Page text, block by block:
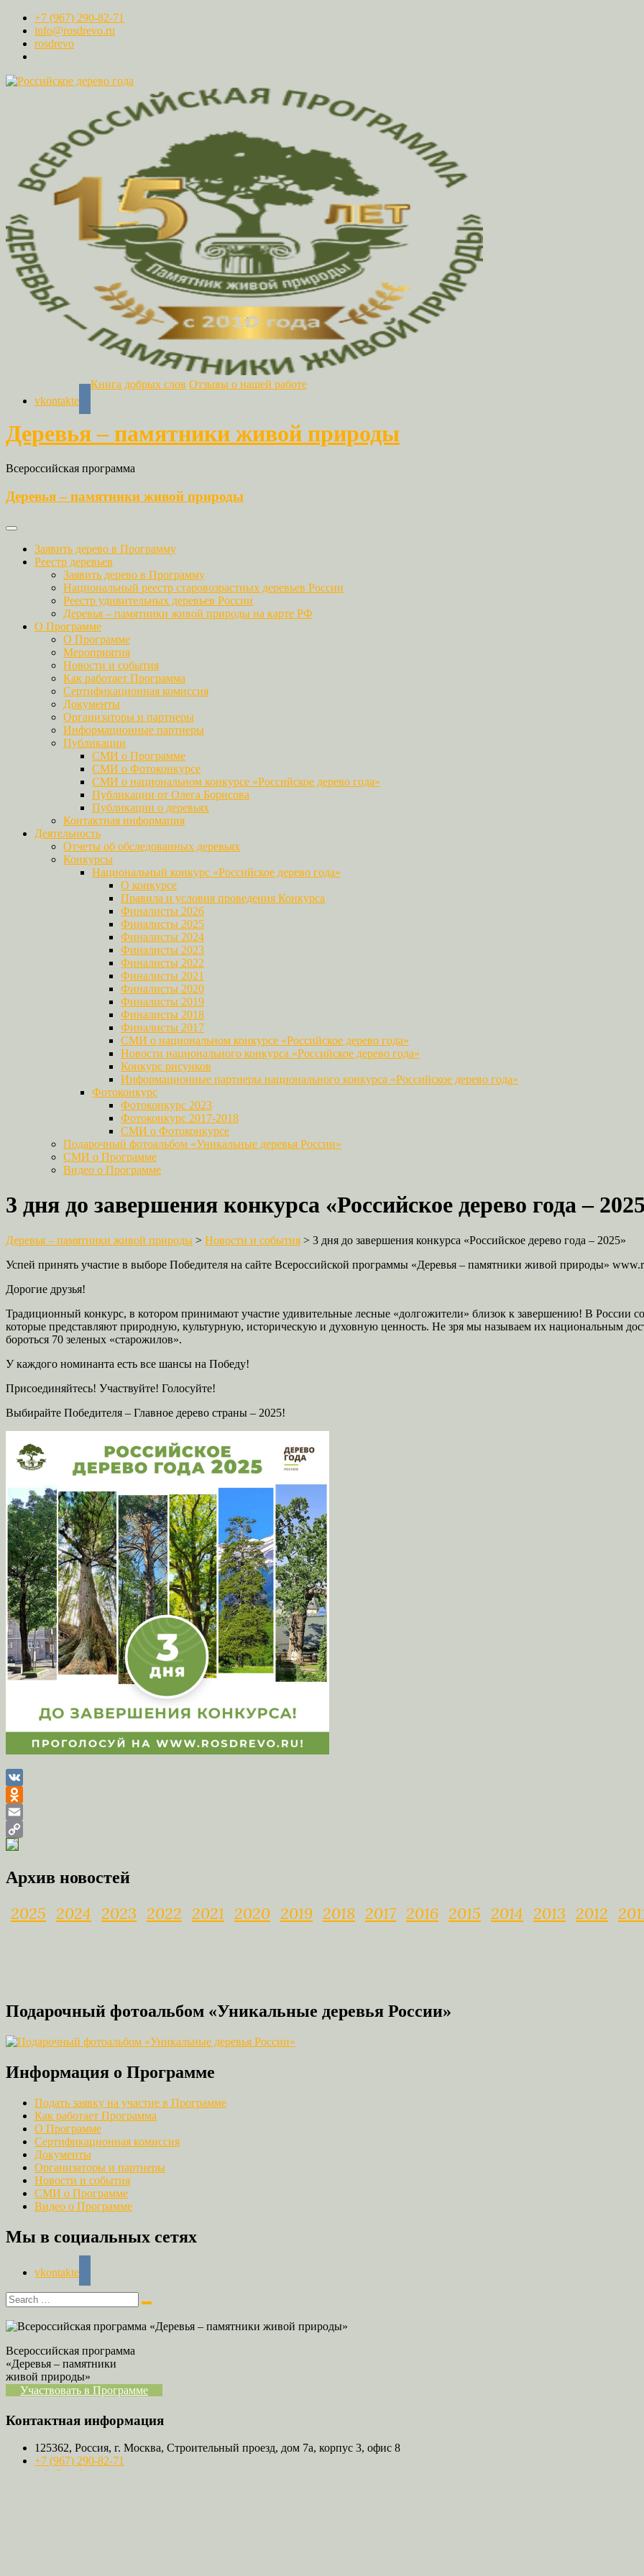
+7 (967) 290-82-71
info@rosdrevo.ru
rosdrevo
vkontakte
Книга добрых слов Отзывы о нашей работе
Деревья – памятники живой природы
Всероссийская программа
Деревья – памятники живой природы
Заявить дерево в Программу
Реестр деревьев
Заявить дерево в Программу
Национальный реестр старовозрастных деревьев России
Реестр удивительных деревьев России
Деревья – памятники живой природы на карте РФ
О Программе
О Программе
Мероприятия
Новости и события
Как работает Программа
Сертификационная комиссия
Документы
Организаторы и партнеры
Информационные партнеры
Публикации
СМИ о Программе
СМИ о Фотоконкурсе
СМИ о национальном конкурсе «Российское дерево года»
Публикации от Олега Борисова
Публикации о деревьях
Контактная информация
Деятельность
Отчеты об обследованных деревьях
Конкурсы
Национальный конкурс «Российское дерево года»
О конкурсе
Правила и условия проведения Конкурса
Финалисты 2026
Финалисты 2025
Финалисты 2024
Финалисты 2023
Финалисты 2022
Финалисты 2021
Финалисты 2020
Финалисты 2019
Финалисты 2018
Финалисты 2017
СМИ о национальном конкурсе «Российское дерево года»
Новости национального конкурса «Российское дерево года»
Конкурс рисунков
Информационные партнеры национального конкурса «Российское дерево года»
Фотоконкурс
Фотоконкурс 2023
Фотоконкурс 2017-2018
СМИ о Фотоконкурсе
Подарочный фотоальбом «Уникальные деревья России»
СМИ о Программе
Видео о Программе
3 дня до завершения конкурса «Российское дерево года –
Деревья – памятники живой природы > Новости и события > 3 дня до завершения конкурса «Российское дерево года – 2025»
Успей принять участие в выборе Победителя на сайте Всероссийской программы «Деревья – памятники живой природы»
Дорогие друзья!
Традиционный конкурс, в котором принимают участие удивительные лесные «долгожители» близок к завершению! В России
которые представляют природную, культурную, историческую и духовную ценность. Не зря мы называем их национальным
бороться 70 зеленых «старожилов».
У каждого номинанта есть все шансы на Победу!
Присоединяйтесь! Участвуйте! Голосуйте!
Выбирайте Победителя – Главное дерево страны – 2025!
VK
Odnoklassniki
Email
Copy
Архив новостей
2025 2024 2023 2022 2021 2020 2019 2018 2017 2016 2015 2014 2013 2012
Подарочный фотоальбом «Уникальные деревья России»
Информация о Программе
Подать заявку на участие в Программе
Как работает Программа
О Программе
Сертификационная комиссия
Документы
Организаторы и партнеры
Новости и события
СМИ о Программе
Видео о Программе
Мы в социальных сетях
vkontakte
Всероссийская программа
«Деревья – памятники
живой природы»
Участвовать в Программе
Контактная информация
125362, Россия, г. Москва, Строительный проезд, дом 7а, корпус 3, офис 8
+7 (967) 290-82-71
info@rosdrevo.ru